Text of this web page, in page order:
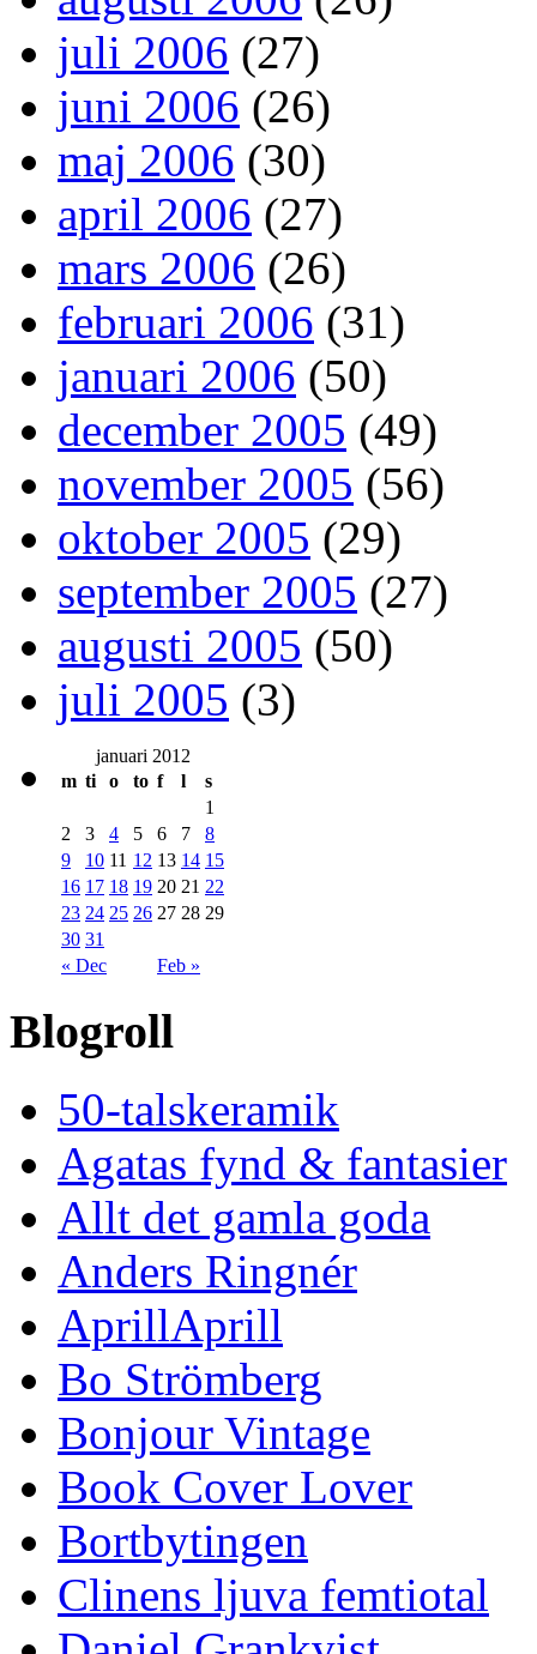
juli 2006 (27)
juni 2006 (26)
maj 2006 (30)
april 2006 (27)
mars 2006 (26)
februari 2006 (31)
januari 2006 (50)
december 2005 (49)
november 2005 (56)
oktober 2005 (29)
september 2005 (27)
augusti 2005 (50)
juli 2005 (3)
januari 2012
m ti o to f l s
« Dec Feb »
1
2
3 4 5 6 7
8
9
10 11 12 13 14 15
16 17 18 19 20 21 22
23 24 25 26 27 28 29
30 31
Blogroll
50-talskeramik
Agatas fynd & fantasier
Allt det gamla goda
Anders Ringnér
AprillAprill
Bo Strömberg
Bonjour Vintage
Book Cover Lover
Bortbytingen
Clinens ljuva femtiotal